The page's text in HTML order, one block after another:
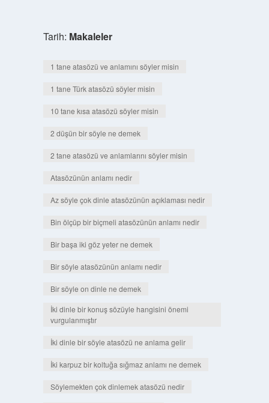
Tarih: Makaleler
1 tane atasözü ve anlamını söyler misin
1 tane Türk atasözü söyler misin
10 tane kısa atasözü söyler misin
2 düşün bir söyle ne demek
2 tane atasözü ve anlamlarını söyler misin
Atasözünün anlamı nedir
Az söyle çok dinle atasözünün açıklaması nedir
Bin ölçüp bir biçmeli atasözünün anlamı nedir
Bir başa iki göz yeter ne demek
Bir söyle atasözünün anlamı nedir
Bir söyle on dinle ne demek
İki dinle bir konuş sözüyle hangisini önemi
vurgulanmıştır
İki dinle bir söyle atasözü ne anlama gelir
İki karpuz bir koltuğa sığmaz anlamı ne demek
Söylemekten çok dinlemek atasözü nedir